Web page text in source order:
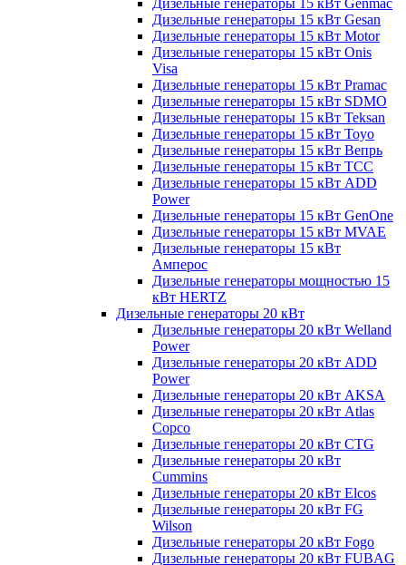
Дизельные генераторы 15 кВт Genmac
Дизельные генераторы 15 кВт Gesan
Дизельные генераторы 15 кВт Motor
Дизельные генераторы 15 кВт Onis
Visa
Дизельные генераторы 15 кВт Pramac
Дизельные генераторы 15 кВт SDMO
Дизельные генераторы 15 кВт Teksan
Дизельные генераторы 15 кВт Toyo
Дизельные генераторы 15 кВт Вепрь
Дизельные генераторы 15 кВт ТСС
Дизельные генераторы 15 кВт ADD
Power
Дизельные генераторы 15 кВт GenOne
Дизельные генераторы 15 кВт MVAE
Дизельные генераторы 15 кВт
Амперос
Дизельные генераторы мощностью 15
кВт HERTZ
Дизельные генераторы 20 кВт
Дизельные генераторы 20 кВт Welland
Power
Дизельные генераторы 20 кВт ADD
Power
Дизельные генераторы 20 кВт AKSA
Дизельные генераторы 20 кВт Atlas
Copco
Дизельные генераторы 20 кВт CTG
Дизельные генераторы 20 кВт
Cummins
Дизельные генераторы 20 кВт Elcos
Дизельные генераторы 20 кВт FG
Wilson
Дизельные генераторы 20 кВт Fogo
Дизельные генераторы 20 кВт FUBAG